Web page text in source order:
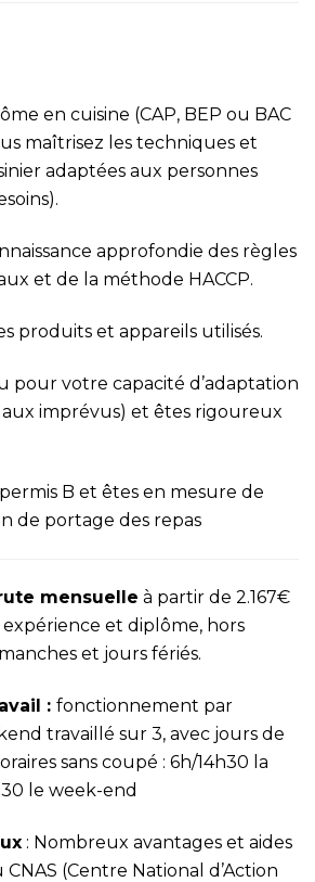
en cuisine (CAP, BEP ou BAC
maîtrisez les techniques et
adaptées aux personnes
approfondie des règles
et de la méthode HACCP.
produits et appareils utilisés.
pour votre capacité d’adaptation
imprévus) et êtes rigoureux
B et êtes en mesure de
de portage des repas
mensuelle à partir de 2.167€
et diplôme, hors
et jours fériés.
: fonctionnement par
travaillé sur 3, avec jours de
sans coupé : 6h/14h30 la
le week-end
: Nombreux avantages et aides
CNAS (Centre National d’Action